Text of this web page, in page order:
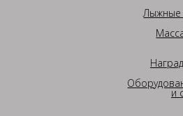
Лыжные
и